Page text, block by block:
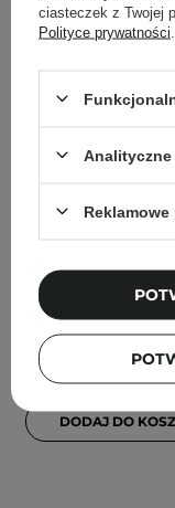
Smudge Stop
maskara -
49,00 zł
DODAJ DO
ciasteczek z Twojej
Polityce prywatności